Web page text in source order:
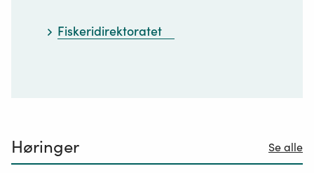
Fiskeridirektoratet
Høringer Se alle